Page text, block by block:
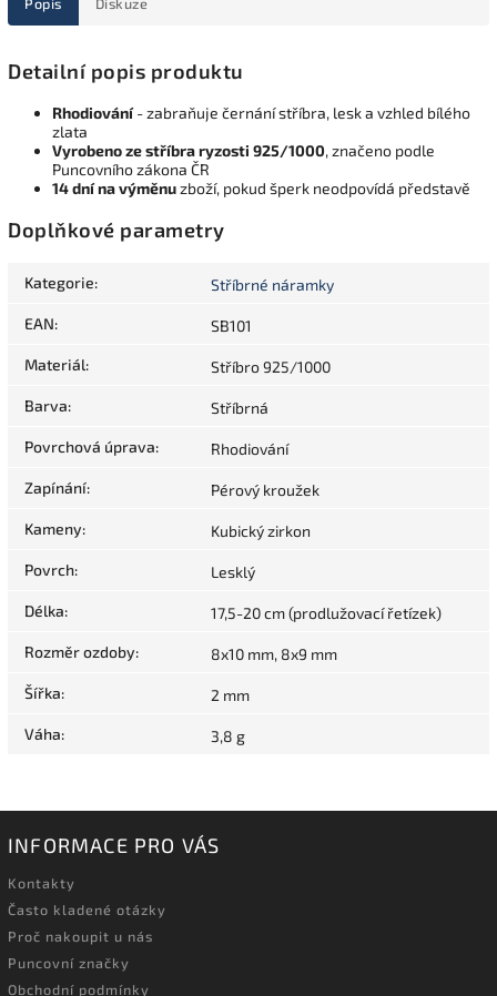
Detailní popis produktu
Rhodiování- zabraňuje černání stříbra, lesk a vzhled bílého
zlata
Vyrobeno ze stříbra ryzosti 925/1000, značeno podle
Puncovního zákona ČR
14 dní na výměnuzboží, pokud šperk neodpovídá představě
Doplňkové parametry
Kategorie: Stříbrné náramky
EAN: SB101
Materiál: Stříbro 925/1000
Barva: Stříbrná
Povrchová úprava: Rhodiování
Zapínání: Pérový kroužek
Kameny: Kubický zirkon
Povrch: Lesklý
Délka: 17,5-20 cm (prodlužovací řetízek)
Rozměr ozdoby: 8x10 mm, 8x9 mm
Šířka: 2 mm
Váha: 3,8 g
INFORMACE PRO VÁS
Kontakty
Často kladené otázky
Proč nakoupit u nás
Puncovní značky
Obchodní podmínky